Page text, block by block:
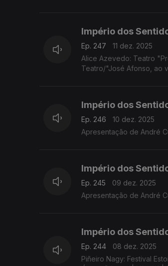
Império dos
Ep. 247
11 dez. 2025
Alice Azevedo: Teatro
Teatro/"José Afonso, ao
Império dos
Ep. 246
10 dez. 2025
Apresentação de André
Império dos
Ep. 245
09 dez. 2025
Apresentação de André
Império dos
Ep. 244
08 dez. 2025
Piñeiro Nagy: Festival